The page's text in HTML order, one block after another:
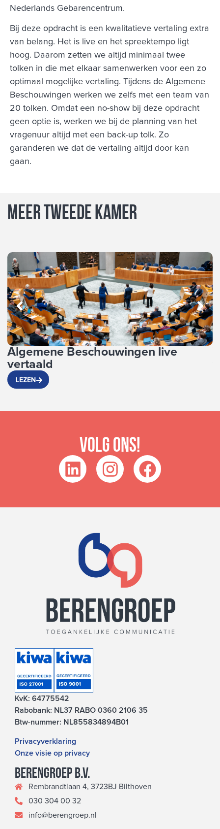
Nederlands Gebarencentrum.
Bij deze opdracht is een kwalitatieve vertaling extra
van belang. Het is live en het spreektempo ligt
hoog. Daarom zetten we altijd minimaal twee
tolken in die met elkaar samenwerken voor een zo
optimaal mogelijke vertaling. Tijdens de Algemene
Beschouwingen werken we zelfs met een team van
20 tolken. Omdat een no-show bij deze opdracht
geen optie is, werken we bij de planning van het
vragenuur altijd met een back-up tolk. Zo
garanderen we dat de vertaling altijd door kan
gaan.
Meer Tweede Kamer
Algemene Beschouwingen live
vertaald
LEZEN
Volg ons!
KvK: 64775542
Rabobank: NL37 RABO 0360 2106 35
Btw-nummer: NL855834894B01
Privacyverklaring
Onze visie op privacy
Berengroep b.v.
Rembrandtlaan 4, 3723BJ Bilthoven
030 304 00 32
info@berengroep.nl